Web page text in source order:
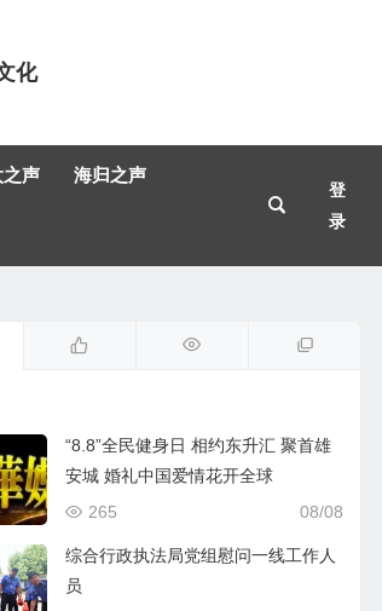
化
之声 海归之声
登
录
“8.8”全民健身日 相约东升汇 聚首雄
安城 婚礼中国爱情花开全球
08/08
265
综合行政执法局党组慰问一线工作人
员